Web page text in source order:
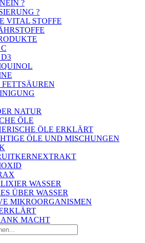
?
?
VITAL STOFFE
NATUR
ÖLE
ÖLE ERKLÄRT
ÖLE UND MISCHUNGEN
WASSER
ÜBER WASSER
MIKROORGANISMEN
MACHT